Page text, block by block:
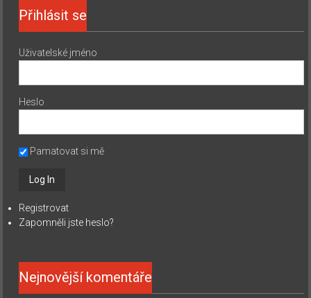
Přihlásit se
Uživatelské jméno
Heslo
Pamatovat si mě
Registrovat
Zapomněli jste heslo?
Nejnovější komentáře